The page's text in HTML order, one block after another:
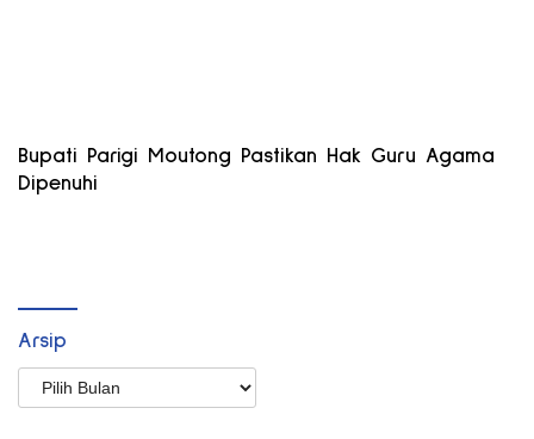
Bupati Parigi Moutong Pastikan Hak Guru Agama
Dipenuhi
Arsip
Arsip